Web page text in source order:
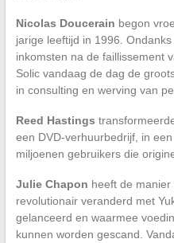
Nicolas Doucerain begon
jarige leeftijd in 1996.
inkomsten na de faillissement
Solic vandaag de dag de
in consulting en werving van
Reed Hastings
een DVD-verhuurbedrijf, in
miljoenen gebruikers die
Julie Chapon heeft de
revolutionair veranderd met
gelanceerd en waarmee
kunnen worden gescand.